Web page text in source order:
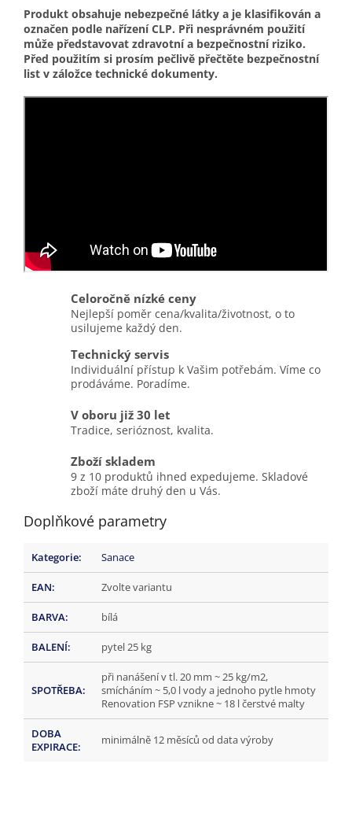
Produkt obsahuje nebezpečné látky a je klasifikován a
označen podle nařízení CLP. Při nesprávném použití
může představovat zdravotní a bezpečnostní riziko.
Před použitím si prosím pečlivě přečtěte bezpečnostní
list v záložce technické dokumenty.
Celoročně nízké ceny
Nejlepší poměr cena/kvalita/životnost, o to
usilujeme každý den.
Technický servis
Individuální přístup k Vašim potřebám. Víme co
prodáváme. Poradíme.
V oboru již 30 let
Tradice, serióznost, kvalita.
Zboží skladem
9 z 10 produktů ihned expedujeme. Skladové
zboží máte druhý den u Vás.
Doplňkové parametry
Kategorie: Sanace
EAN: Zvolte variantu
BARVA: bílá
BALENÍ: pytel 25 kg
SPOTŘEBA:
při nanášení v tl. 20 mm ~ 25 kg/m2,
smícháním ~ 5,0 l vody a jednoho pytle hmoty
Renovation FSP vznikne ~ 18 l čerstvé malty
DOBA
EXPIRACE: minimálně 12 měsíců od data výroby